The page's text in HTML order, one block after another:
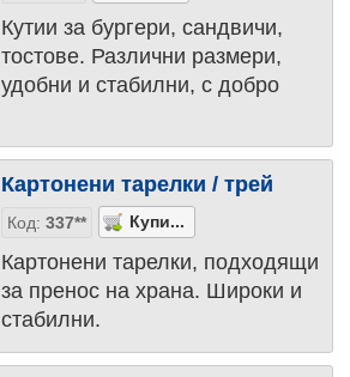
Кутии за бургери, сандвичи,
тостове. Различни размери,
удобни и стабилни, с добро
Картонени тарелки / трей
Код: 337**
Картонени тарелки, подходящи
за пренос на храна. Широки и
стабилни.